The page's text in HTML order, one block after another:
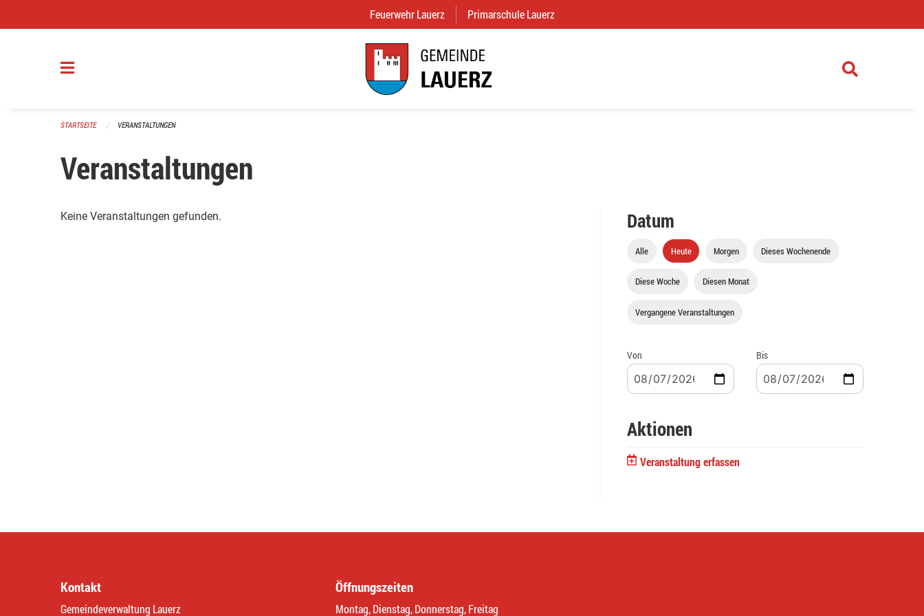
Feuerwehr Lauerz (External Link)
Primarschule Lauerz
STARTSEITE VERANSTALTUNGEN
Veranstaltungen
Keine Veranstaltungen gefunden. Datum
Alle Heute Morgen Dieses Wochenende
Diese Woche Diesen Monat
Vergangene Veranstaltungen
Von Bis
Aktionen
Veranstaltung erfassen
Kontakt
Gemeindeverwaltung Lauerz
Öffnungszeiten
Montag, Dienstag, Donnerstag, Freitag